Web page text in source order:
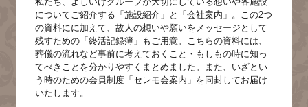
についてご紹介する「施設紹介」と「会社案内」。この2つ
の資料にに加えて、故人の想いや願いをメッセージとして
残すための「終活記録簿」もご用意。こちらの資料には、
葬儀の流れなど事前に考えておくこと・もしもの時に知っ
てべきことを分かりやすくまとめました。また、いざとい
う時のための会員制度「セレモ会案内」を同封してお届け
いたします。